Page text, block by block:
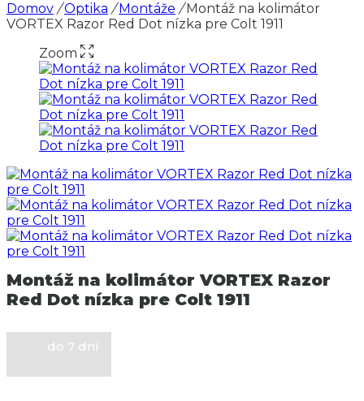
Domov / Optika / Montáže /Montáž na kolimátor
VORTEX Razor Red Dot nízka pre Colt 1911
Zoom
Montáž na kolimátor VORTEX Razor
Red Dot nízka pre Colt 1911
do 7 dní